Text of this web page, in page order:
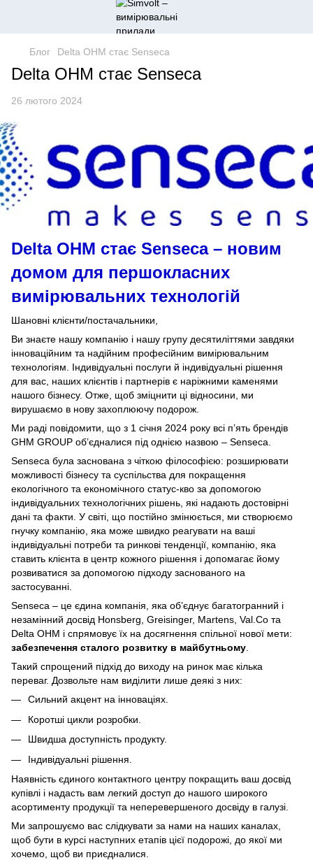
Блог Delta OHM стає Senseca
Delta OHM стає Senseca
26 лютого 2024
Delta OHM стає Senseca – новим
домом для першокласних
вимірювальних технологій
Шановні клієнти/постачальники,
Ви знаєте нашу компанію і нашу групу десятиліттями завдяки
інноваційним та надійним професійним вимірювальним
технологіям. Індивідуальні послуги й індивідуальні рішення
для вас, наших клієнтів і партнерів є наріжними каменями
нашого бізнесу. Отже, щоб зміцнити ці відносини, ми
вирушаємо в нову захоплюючу подорож.
Ми раді повідомити, що з 1 січня 2024 року всі п’ять брендів
GHM GROUP об’єдналися під однією назвою ‒ Senseca.
Senseca була заснована з чіткою філософією: розширювати
можливості бізнесу та суспільства для покращення
екологічного та економічного статус-кво за допомогою
індивідуальних технологічних рішень, які надають достовірні
дані та факти. У світі, що постійно змінюється, ми створюємо
гнучку компанію, яка може швидко реагувати на ваші
індивідуальні потреби та ринкові тенденції, компанію, яка
ставить клієнта в центр кожного рішення і допомагає йому
розвиватися за допомогою підходу заснованого на
застосуванні.
Senseca – це єдина компанія, яка об’єднує багатогранний і
незамінний досвід Honsberg, Greisinger, Martens, Val.Co та
Delta OHM і спрямовує їх на досягнення спільної нової мети:
забезпечення сталого розвитку в майбутньому.
Такий спрощений підхід до виходу на ринок має кілька
переваг. Дозвольте нам виділити лише деякі з них:
Сильний акцент на інноваціях.
Коротші цикли розробки.
Швидша доступність продукту.
Індивідуальні рішення.
Наявність єдиного контактного центру покращить ваш досвід
купівлі і надасть вам легкий доступ до нашого широкого
асортименту продукції та неперевершеного досвіду в галузі.
Ми запрошуємо вас слідкувати за нами на наших каналах,
щоб бути в курсі наступних етапів цієї подорожі, до якої ми
хочемо, щоб ви приєдналися.